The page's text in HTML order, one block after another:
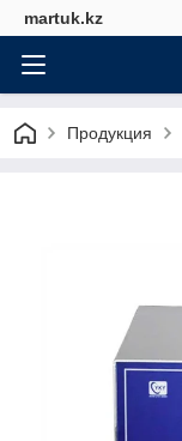
martuk.kz
Продукция